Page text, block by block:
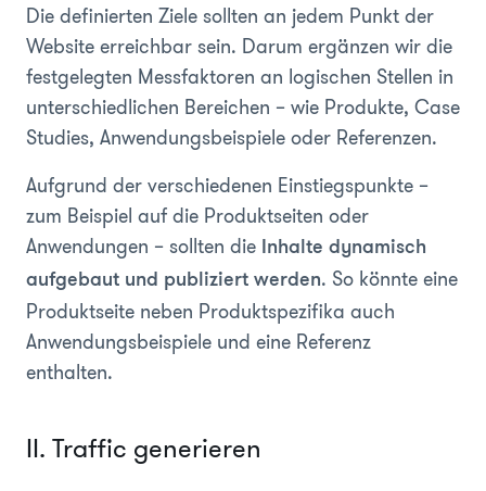
Die definierten Ziele sollten an jedem Punkt der
Website erreichbar sein. Darum ergänzen wir die
festgelegten Messfaktoren an logischen Stellen in
unterschiedlichen Bereichen – wie Produkte, Case
Studies, Anwendungsbeispiele oder Referenzen.
Aufgrund der verschiedenen Einstiegspunkte –
zum Beispiel auf die Produktseiten oder
Anwendungen – sollten die Inhalte dynamisch
aufgebaut und publiziert werden. So könnte eine
Produktseite neben Produktspezifika auch
Anwendungsbeispiele und eine Referenz
enthalten.
II. Traffic generieren